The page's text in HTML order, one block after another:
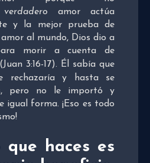
verdadero amor actúa
y la mejor prueba de
al mundo, Dios dio a
morir a cuenta de
(Juan 3:16-17). Él sabía que
rechazaría y hasta se
pero no le importó y
igual forma. ¡Eso es todo
que haces es